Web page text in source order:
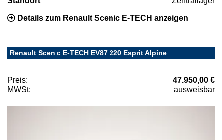
Details zum Renault Scenic E-TECH anzeigen
Renault Scenic E-TECH EV87 220 Esprit Alpine
Preis:
47.950,00 €
MWSt:
ausweisbar